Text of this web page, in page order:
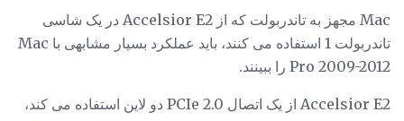
Mac مجهز به تاندربولت که از Accelsior E2 در یک شاسی
تاندربولت 1 استفاده می کنند، باید عملکرد بسیار مشابهی با Mac
Pro 2009-2012 را ببینند.
Accelsior E2 از یک اتصال PCIe 2.0 دو لاین استفاده می کند،